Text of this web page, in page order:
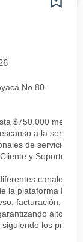
No 80-
$750.000
a la
de servicio?
y Soporte
canales
la plataforma
facturación,
altos
los